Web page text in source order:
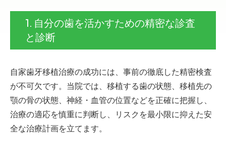
1. 自分の歯を活かすための精密な診査
と診断
自家歯牙移植治療の成功には、事前の徹底した精密検査
が不可欠です。当院では、移植する歯の状態、移植先の
顎の骨の状態、神経・血管の位置などを正確に把握し、
治療の適応を慎重に判断し、リスクを最小限に抑えた安
全な治療計画を立てます。